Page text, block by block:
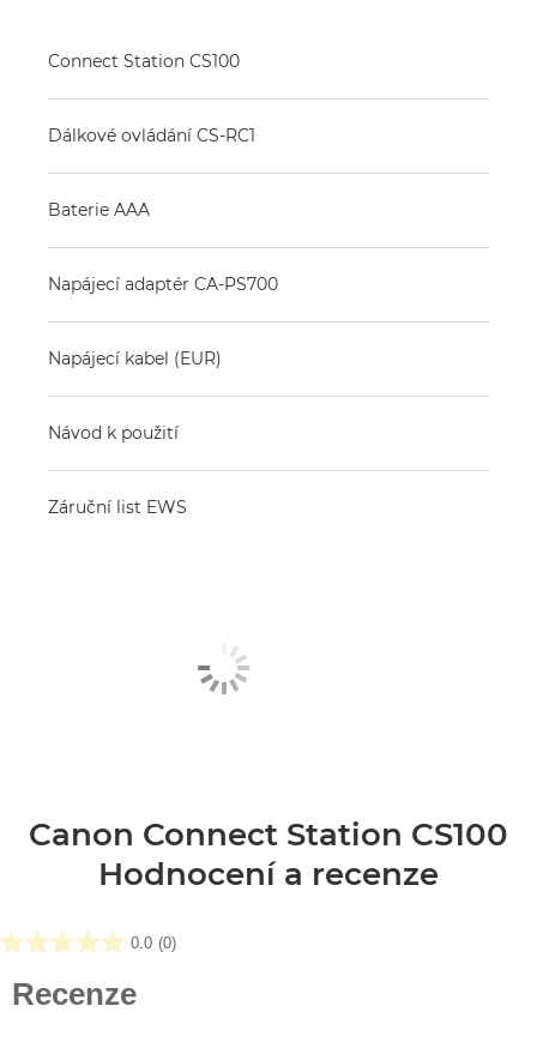
Connect Station CS100
Dálkové ovládání CS-RC1
Baterie AAA
Napájecí adaptér CA-PS700
Napájecí kabel (EUR)
Návod k použití
Záruční list EWS
Canon Connect Station CS100
Hodnocení a recenze
0.0 (0)
0.0
Recenze